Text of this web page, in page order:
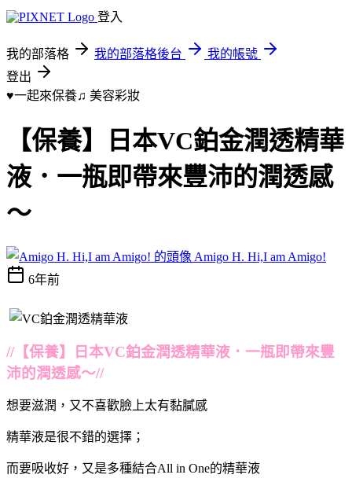
登入
我的部落格 我的部落格後台
我的帳號
登出
♥一起來保養♫ 美容彩妝
【保養】日本VC鉑金潤透精華
液．一瓶即帶來豐沛的潤透感
～
Amigo H. Hi,I am Amigo!
6年前
//【保養】日本VC鉑金潤透精華液．一瓶即帶來豐
沛的潤透感～//
想要滋潤，又不喜歡臉上太有黏膩感
精華液是很不錯的選擇；
而要吸收好，又是多種結合All in One的精華液